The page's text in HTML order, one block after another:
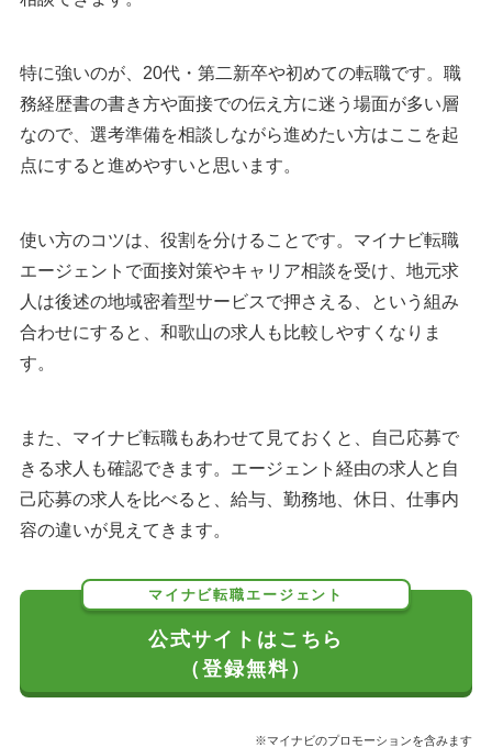
特に強いのが、20代・第二新卒や初めての転職です。職
務経歴書の書き方や面接での伝え方に迷う場面が多い層
なので、選考準備を相談しながら進めたい方はここを起
点にすると進めやすいと思います。
使い方のコツは、役割を分けることです。マイナビ転職
エージェントで面接対策やキャリア相談を受け、地元求
人は後述の地域密着型サービスで押さえる、という組み
合わせにすると、和歌山の求人も比較しやすくなりま
す。
また、マイナビ転職もあわせて見ておくと、自己応募で
きる求人も確認できます。エージェント経由の求人と自
己応募の求人を比べると、給与、勤務地、休日、仕事内
容の違いが見えてきます。
マイナビ転職エージェント
公式サイトはこちら
（登録無料）
※マイナビのプロモーションを含みます